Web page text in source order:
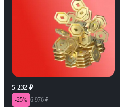
5 232 ₽
-25% 6 976 ₽